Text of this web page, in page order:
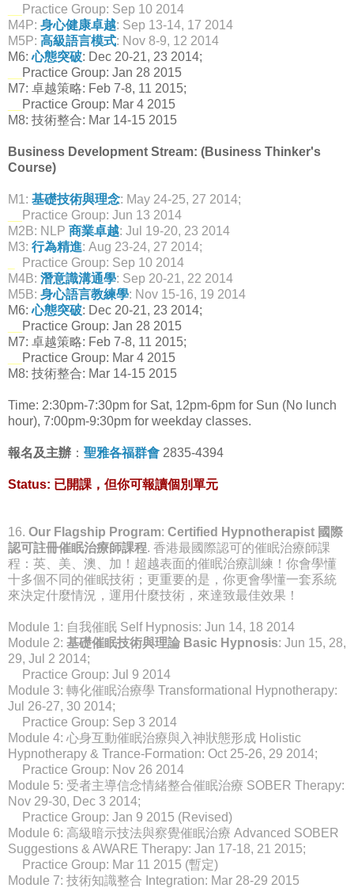
Practice Group: Sep 10 2014
M4P: 身心健康卓越: Sep 13-14, 17 2014
M5P: 高級語言模式: Nov 8-9, 12 2014
M6:心態突破: Dec 20-21, 23 2014;
Practice Group: Jan 28 2015
M7: 卓越策略: Feb 7-8, 11 2015;
Practice Group: Mar 4 2015
M8: 技術整合: Mar 14-15 2015
Business Development Stream: (Business Thinker's
Course)
M1: 基礎技術與理念: May 24-25, 27 2014;
Practice Group: Jun 13 2014
M2B: NLP 商業卓越: Jul 19-20, 23 2014
M3: 行為精進: Aug 23-24, 27 2014;
Practice Group: Sep 10 2014
M4B: 潛意識溝通學: Sep 20-21, 22 2014
M5B: 身心語言教練學: Nov 15-16, 19 2014
M6:心態突破: Dec 20-21, 23 2014;
Practice Group: Jan 28 2015
M7: 卓越策略: Feb 7-8, 11 2015;
Practice Group: Mar 4 2015
M8: 技術整合: Mar 14-15 2015
Time: 2:30pm-7:30pm for Sat, 12pm-6pm for Sun (No lunch
hour), 7:00pm-9:30pm for weekday classes.
報名及主辦 ： 聖雅各福群會 2835-4394
Status: 已開課，但你可報讀個別單元
16. Our Flagship Program: Certified Hypnotherapist 國際
認可註冊催眠治療師課程. 香港最國際認可的催眠治療師課
程：英、美、澳、加！超越表面的催眠治療訓練！你會學懂
十多個不同的催眠技術；更重要的是，你更會學懂一套系統
來決定什麼情況，運用什麼技術，來達致最佳效果！
Module 1: 自我催眠 Self Hypnosis: Jun 14, 18 2014
Module 2: 基礎催眠技術與理論 Basic Hypnosis: Jun 15, 28,
29, Jul 2 2014;
Practice Group: Jul 9 2014
Module 3: 轉化催眠治療學 Transformational Hypnotherapy:
Jul 26-27, 30 2014;
Practice Group: Sep 3 2014
Module 4: 心身互動催眠治療與入神狀態形成 Holistic
Hypnotherapy & Trance-Formation: Oct 25-26, 29 2014;
Practice Group: Nov 26 2014
Module 5: 受者主導信念情緒整合催眠治療 SOBER Therapy:
Nov 29-30, Dec 3 2014;
Practice Group: Jan 9 201 5 (Revised)
Module 6: 高級暗示技法與察覺催眠治療 Advanced SOBER
Suggestions & AWARE Therapy: Jan 17-18, 21 2015;
Practice Group: Mar 11 2015 (暫定)
Module 7: 技術知識整合 Integration: Mar 28-29 2015